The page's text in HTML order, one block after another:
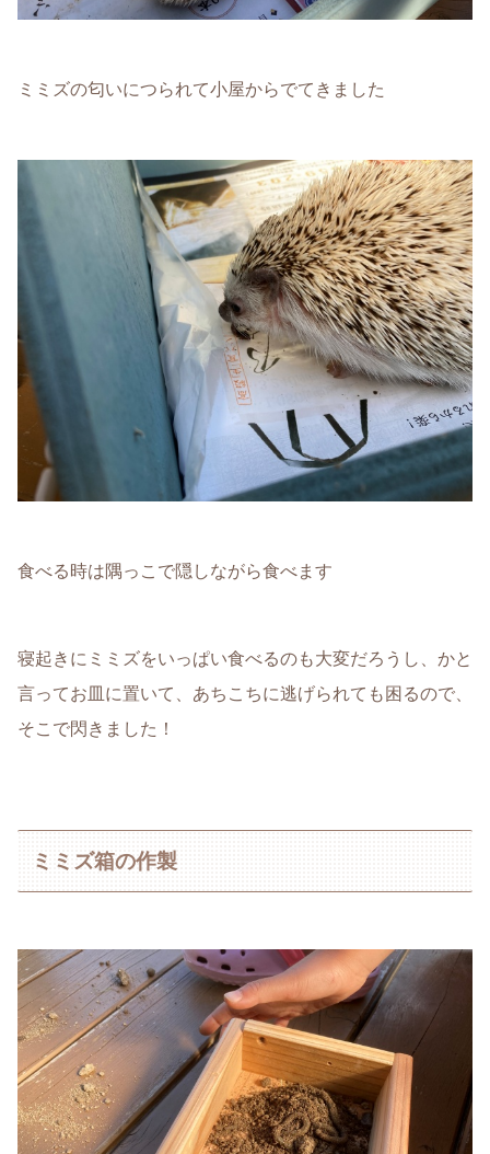
ミミズの匂いにつられて小屋からでてきました
食べる時は隅っこで隠しながら食べます
寝起きにミミズをいっぱい食べるのも大変だろうし、かと
言ってお皿に置いて、あちこちに逃げられても困るので、
そこで閃きました！
ミミズ箱の作製